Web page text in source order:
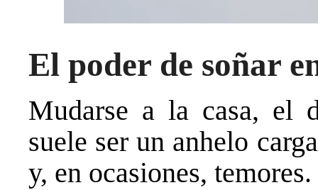
El poder de soñar
Mudarse a la casa, el
suele ser un anhelo
y, en ocasiones, temores.